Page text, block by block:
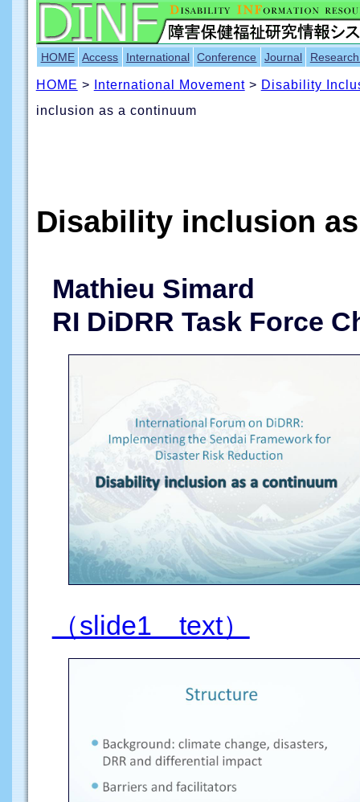
HOME Access International Conference Journal
HOME > International Movement> Disability
inclusion as a continuum
Disability inclusion
Mathieu Simard
RI DiDRR Task Force
（slide1 text）